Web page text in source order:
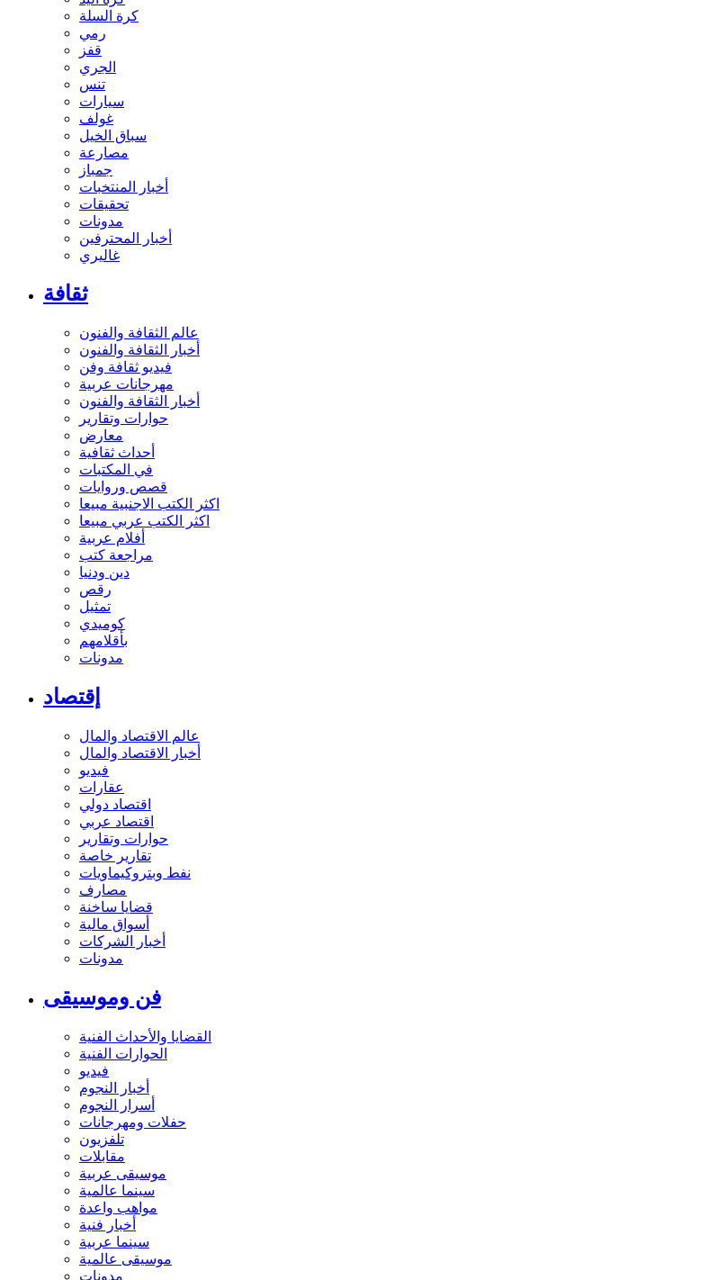
كرة السلة
رمي
قفز
الجري
تنس
سيارات
غولف
سباق الخيل
مصارعة
جمباز
أخبار المنتخبات
تحقيقات
مدونات
أخبار المحترفين
غاليري
ثقافة
عالم الثقافة والفنون
أخبار الثقافة والفنون
فيديو ثقافة وفن
مهرجانات عربية
أخبار الثقافة والفنون
حوارات وتقارير
معارض
أحداث ثقافية
في المكتبات
قصص وروايات
اكثر الكتب الاجنبية مبيعا
اكثر الكتب عربي مبيعا
أفلام عربية
مراجعة كتب
دين ودنيا
رقص
تمثيل
كوميدي
بأقلامهم
مدونات
إقتصاد
عالم الاقتصاد والمال
أخبار الاقتصاد والمال
فيديو
عقارات
اقتصاد دولي
اقتصاد عربي
حوارات وتقارير
تقارير خاصة
نفط وبتروكيماويات
مصارف
قضايا ساخنة
أسواق مالية
أخبار الشركات
مدونات
فن وموسيقى
القضايا والأحداث الفنية
الحوارات الفنية
فيديو
أخبار النجوم
أسرار النجوم
حفلات ومهرجانات
تلفزيون
مقابلات
موسيقى عربية
سينما عالمية
مواهب واعدة
أخبار فنية
سينما عربية
موسيقى عالمية
مدونات